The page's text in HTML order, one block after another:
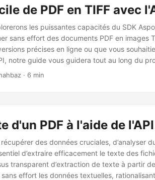
de PDF en TIFF avec
les puissantes capacités du SDK
sans effort des documents PDF en images
précises en ligne ou que vous
notre guide vous guidera tout au long du
· 6 min
d'un PDF à l'aide de l'API
des données cruciales, d’analyser
d’extraire efficacement le texte des
transparent d’extraction de texte à partir de
effort les données textuelles,